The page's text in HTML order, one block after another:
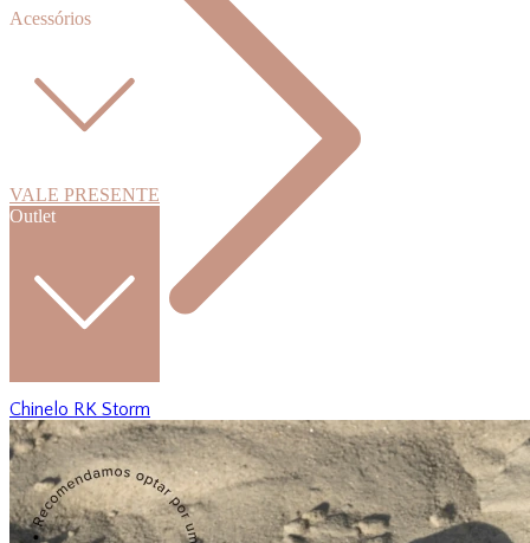
Acessórios
VALE PRESENTE
Outlet
Chinelo RK Storm